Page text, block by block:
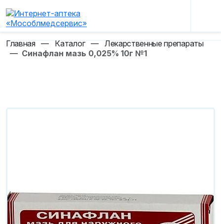
Главная — Каталог — Лекарственные препараты
— Синафлан мазь 0,025% 10г №1